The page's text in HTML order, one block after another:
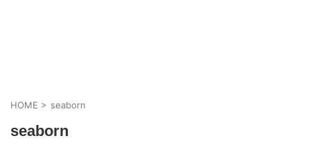
HOME > seaborn
seaborn